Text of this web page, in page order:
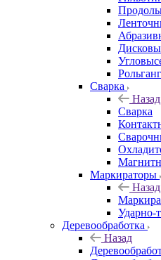
Сварка
Назад
Сварка
Маркираторы
Назад
Ударно-
Деревообработка
Назад